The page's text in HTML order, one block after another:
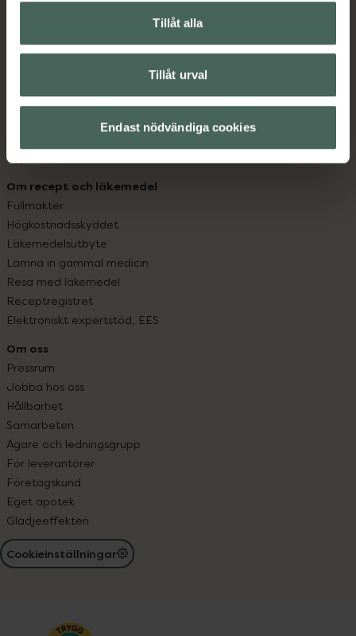
Tillåt alla
Tillåt urval
Endast nödvändiga cookies
Kontakta oss
Hitta apotek
Leverans, betalning och retur
Kundklubb
Köpvillkor
Om recept och läkemedel
Fullmakter
Högkostnadsskyddet
Läkemedelsutbyte
Lämna in gammal medicin
Resa med läkemedel
Receptregistret
Elektroniskt expertstöd, EES
Om oss
Pressrum
Jobba hos oss
Hållbarhet
Samarbeten
Ägare och ledningsgrupp
För leverantörer
Företagskund
Eget apotek
Glädjeeffekten
Cookieinställningar